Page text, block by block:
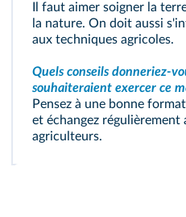
Il faut aimer soigner la
la nature. On doit aussi
aux techniques agricoles.
Quels conseils donneriez-
souhaiteraient exercer ce
Pensez à une bonne
et échangez régulièrement
agriculteurs.